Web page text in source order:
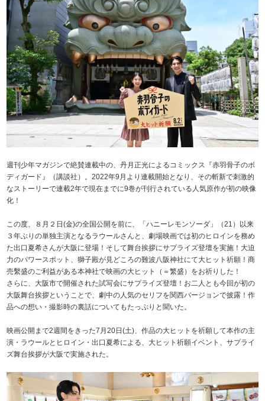
週刊少年マガジンで絶賛連載中の、丹月正光によるコミックス『赤羽骨子のボ
ディガード』（講談社）。2022年9月より連載開始となり、その斬新で刺激的
なストーリーで連載2年で現在までに9巻が刊行されている人気原作が初の映像
化！
この度、８月２日(金)の全国公開を前に、「ハニーレモンソーダ」（21）以来
３年ぶりの単独主演となるラウールさんと、劇場映画では初のヒロインを務め
た出口夏希さんが大阪に登場！そして舞台挨拶にサプライズ登壇を実施！大迫
力のパワースポット、獅子殿が見どころの難波八阪神社にて大ヒット祈願！商
売繫盛のご利益がある本神社で映画の大ヒット（＝繁盛）をお祈りした！
さらに、大阪市で開催された試写会にサプライズ登壇！お二人とも今回が初の
大阪舞台挨拶ということで、劇中の人気のセリフを関西バージョンで披露！作
品への想い・撮影時の裏話についてもたっぷりと聞いた。
映画公開まで2週間をきった7月20日(土)、作品の大ヒットを祈願して本作の主
演・ラウールとヒロイン・出口夏希による、大ヒット祈願イベント、サプライ
ズ舞台挨拶が大阪で実施された。